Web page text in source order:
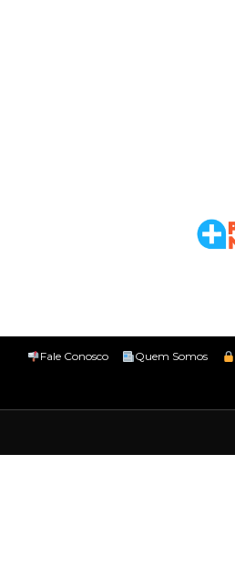
Fale Conosco Quem Somos